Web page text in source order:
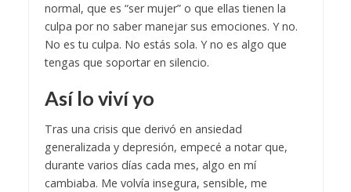
normal, que es “ser mujer” o que ellas tienen la
culpa por no saber manejar sus emociones. Y no.
No es tu culpa. No estás sola. Y no es algo que
tengas que soportar en silencio.
Así lo viví yo
Tras una crisis que derivó en ansiedad
generalizada y depresión, empecé a notar que,
durante varios días cada mes, algo en mí
cambiaba. Me volvía insegura, sensible, me